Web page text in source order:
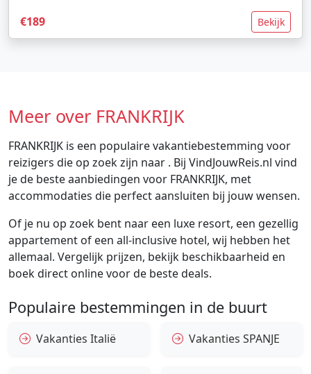
€189 Bekijk
Meer over FRANKRIJK
FRANKRIJK is een populaire vakantiebestemming voor
reizigers die op zoek zijn naar . Bij VindJouwReis.nl vind
je de beste aanbiedingen voor FRANKRIJK, met
accommodaties die perfect aansluiten bij jouw wensen.
Of je nu op zoek bent naar een luxe resort, een gezellig
appartement of een all-inclusive hotel, wij hebben het
allemaal. Vergelijk prijzen, bekijk beschikbaarheid en
boek direct online voor de beste deals.
Populaire bestemmingen in de buurt
Vakanties Italië Vakanties SPANJE